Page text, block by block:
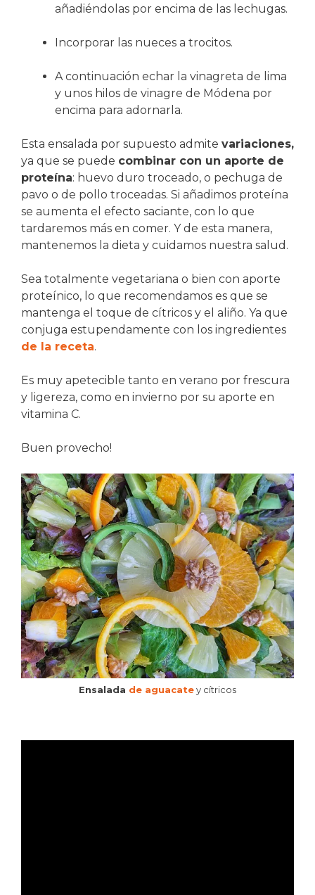
añadiéndolas por encima de las lechugas.
Incorporar las nueces a trocitos.
A continuación echar la vinagreta de lima
y unos hilos de vinagre de Módena por
encima para adornarla.
Esta ensalada por supuesto admite variaciones,
ya que se puede combinar con un aporte de
proteína: huevo duro troceado, o pechuga de
pavo o de pollo troceadas. Si añadimos proteína
se aumenta el efecto saciante, con lo que
tardaremos más en comer. Y de esta manera,
mantenemos la dieta y cuidamos nuestra salud.
Sea totalmente vegetariana o bien con aporte
proteínico, lo que recomendamos es que se
mantenga el toque de cítricos y el aliño. Ya que
conjuga estupendamente con los ingredientes
de la receta.
Es muy apetecible tanto en verano por frescura
y ligereza, como en invierno por su aporte en
vitamina C.
Buen provecho!
Ensalada de aguacatey cítricos